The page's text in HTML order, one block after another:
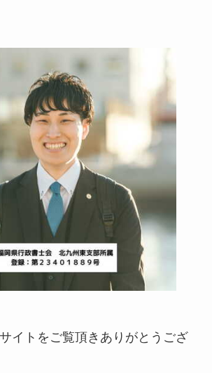
イトをご覧頂きありがとうござ